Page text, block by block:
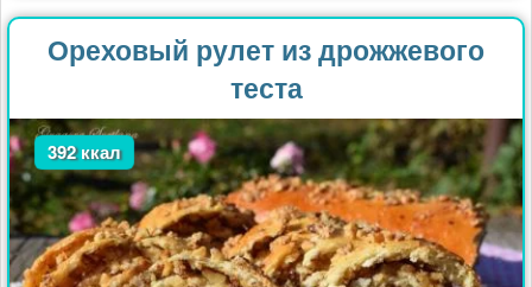
Ореховый рулет из дрожжевого
теста
392 ккал